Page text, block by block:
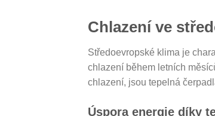
Chlazení ve
Středoevropské klima je
chlazení během letních
chlazení, jsou tepelná
Úspora energie díky